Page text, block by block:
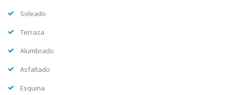
Soleado
Terraza
Alumbrado
Asfaltado
Esquina